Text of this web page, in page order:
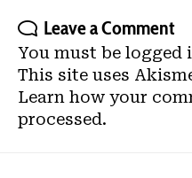
Leave a Comment
You must be logged
This site uses
Learn how your
processed.